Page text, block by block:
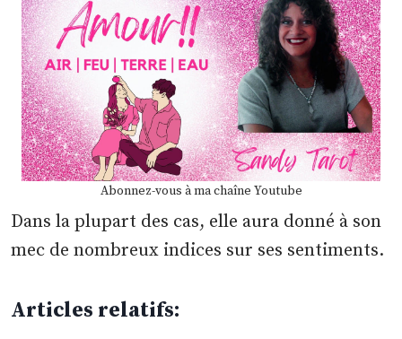
Abonnez-vous à ma chaîne Youtube
Dans la plupart des cas, elle aura donné à son
mec de nombreux indices sur ses sentiments.
Articles relatifs: